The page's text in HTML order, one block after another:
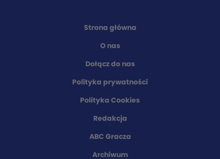
Strona główna
O nas
Dołącz do nas
Polityka prywatności
Polityka Cookies
Redakcja
ABC Gracza
Archiwum